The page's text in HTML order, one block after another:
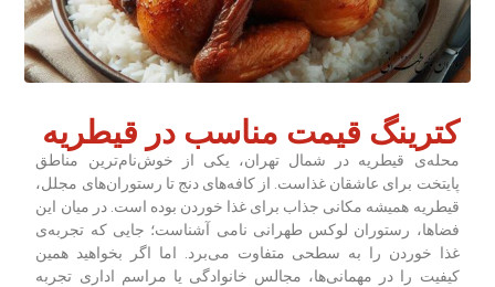
کترینگ قیمت مناسب در قیطریه
محله‌ی قیطریه در شمال تهران، یکی از خوش‌نام‌ترین مناطق
پایتخت برای عاشقان غذاست. از کافه‌های دنج تا رستوران‌های مجلل،
قیطریه همیشه مکانی جذاب برای غذا خوردن بوده است. در میان این
فضاها، رستوران لوکس طهرانی نامی آشناست؛ جایی که تجربه‌ی
غذا خوردن را به سطحی متفاوت می‌برد. اما اگر بخواهید همین
کیفیت را در مهمانی‌ها، مجالس خانوادگی یا مراسم اداری تجربه